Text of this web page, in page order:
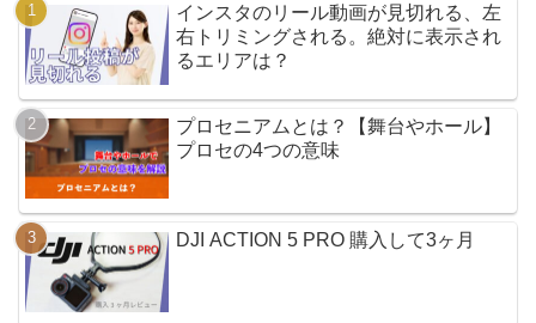
インスタのリール動画が見切れる、左
右トリミングされる。絶対に表示され
るエリアは？
プロセニアムとは？【舞台やホール】
プロセの4つの意味
DJI ACTION 5 PRO 購入して3ヶ月